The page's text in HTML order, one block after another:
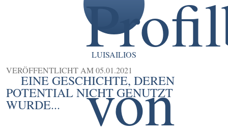
LUISAILIOS
VERÖFFENTLICHT AM05.01.2021
EINE GESCHICHTE, DEREN
POTENTIAL NICHT GENUTZT
WURDE...